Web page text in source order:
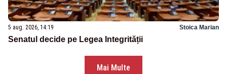
5 aug. 2026, 14:19 Stoica Marian
Senatul decide pe Legea Integrității
Mai Multe